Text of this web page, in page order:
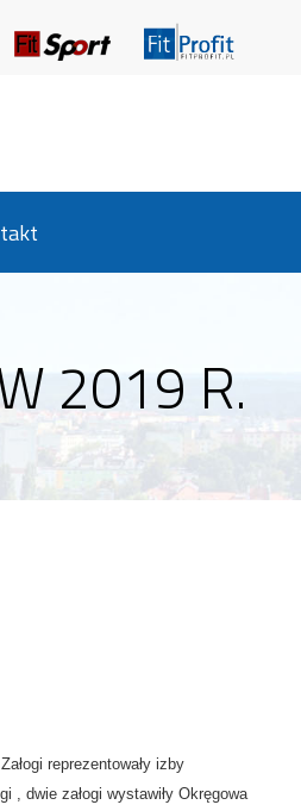
2019 R.
reprezentowały izby
, dwie załogi wystawiły Okręgowa